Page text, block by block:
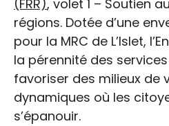
(FRR), volet 1 – Soutien
régions. Dotée d’une
pour la MRC de L’Islet,
la pérennité des
favoriser des milieux de
dynamiques où les
s’épanouir.